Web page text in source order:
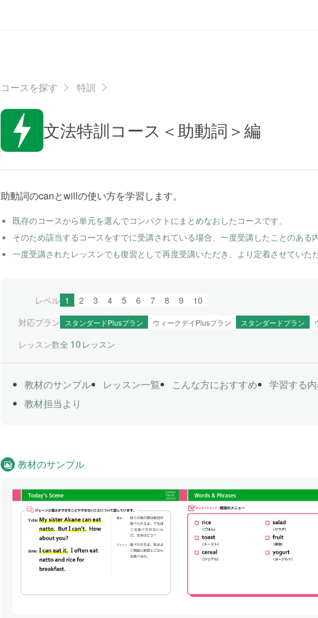
コースを探す 特訓
文法特訓コース＜助動詞＞編
助動詞のcanとwillの使い方を学習します。
既存のコースから単元を選んでコンパクトにまとめなおしたコースです。
そのため該当するコースをすでに受講されている場合、一度受講したことのある
一度受講されたレッスンでも復習として再度受講いただき、より定着させていた
レベル 1 2 3 4 5 6 7 8 9
10
対応プラン
スタンダードPlusプラン ウィークデイPlusプラン スタンダードプラン
レッスン数全 10 レッスン
教材のサンプル レッスン一覧 こんな方におすすめ 学習する
教材担当より
教材のサンプル